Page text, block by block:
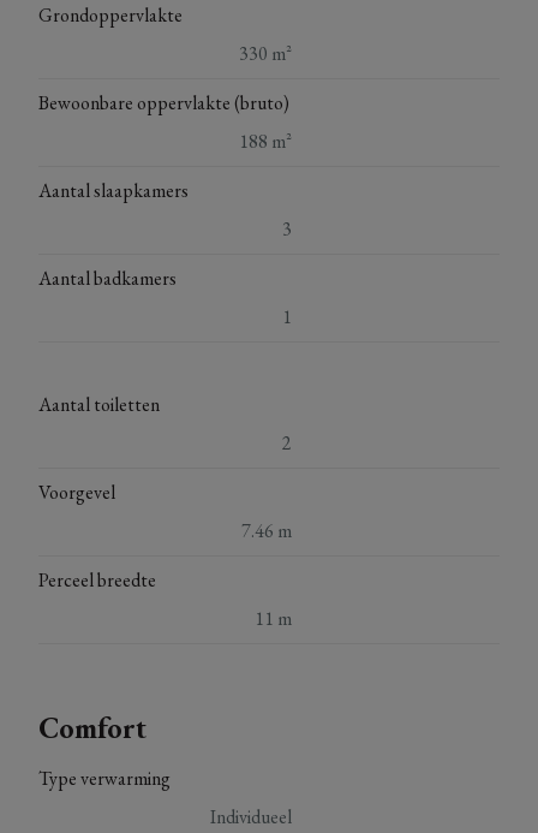
Grondoppervlakte
330 m²
Bewoonbare oppervlakte (bruto)
188 m²
Aantal slaapkamers
3
Aantal badkamers
1
Aantal toiletten
2
Voorgevel
7.46 m
Perceel breedte
11 m
Comfort
Type verwarming
Individueel